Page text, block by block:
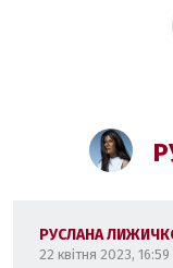
РУСЛАНА
22 квітня 2023, 16:59